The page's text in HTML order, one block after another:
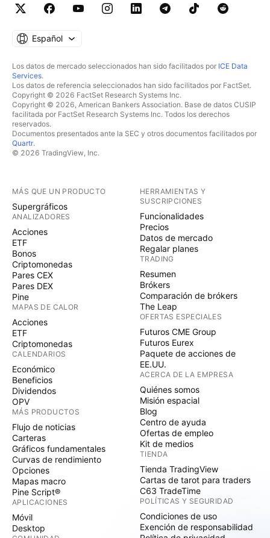
Español
Los datos de mercado seleccionados han sido facilitados por ICE Data
Services.
Los datos de referencia seleccionados han sido facilitados por FactSet.
Copyright © 2026 FactSet Research Systems Inc.
Copyright © 2026, American Bankers Association. Base de datos CUSIP
facilitada por FactSet Research Systems Inc. Todos los derechos
reservados.
Documentos presentados ante la SEC y otros documentos facilitados por
Quartr.
© 2026 TradingView, Inc.
MÁS QUE UN PRODUCTO
Supergráficos
ANALIZADORES
Acciones
ETF
Bonos
Criptomonedas
Pares CEX
Pares DEX
Pine
MAPAS DE CALOR
Acciones
ETF
Criptomonedas
CALENDARIOS
Económico
Beneficios
Dividendos
OPV
MÁS PRODUCTOS
Flujo de noticias
Carteras
Gráficos fundamentales
Curvas de rendimiento
Opciones
Mapas macro
Pine Script®
APLICACIONES
Móvil
Desktop
HERRAMIENTAS Y
SUSCRIPCIONES
Funcionalidades
Precios
Datos de mercado
Regalar planes
TRADING
Resumen
Brókers
Comparación de brókers
The Leap
OFERTAS ESPECIALES
Futuros CME Group
Futuros Eurex
Paquete de acciones de
EE.UU.
ACERCA DE LA EMPRESA
Quiénes somos
Misión espacial
Blog
Centro de ayuda
Ofertas de empleo
Kit de medios
TIENDA
Tienda TradingView
Cartas de tarot para traders
C63 TradeTime
POLÍTICAS Y SEGURIDAD
Condiciones de uso
Exención de responsabilidad